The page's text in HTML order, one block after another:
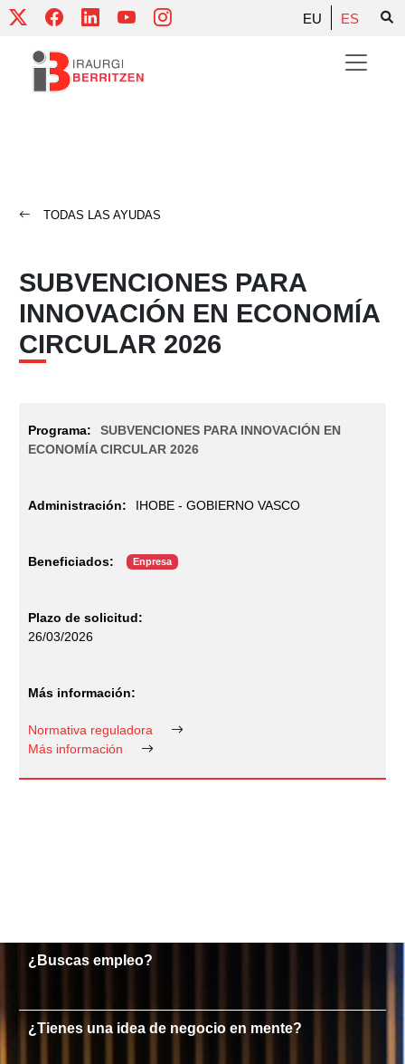
Skip
content
EU ES
TODAS LAS AYUDAS
SUBVENCIONES PARA
INNOVACIÓN EN ECONOMÍA
CIRCULAR 2026
SUBVENCIONES PARA INNOVACIÓN EN
ECONOMÍA CIRCULAR 2026
IHOBE - GOBIERNO VASCO
Enpresa
26/03/2026
Normativa reguladora
Más información
¿Buscas empleo?
¿Tienes una idea de negocio en mente?